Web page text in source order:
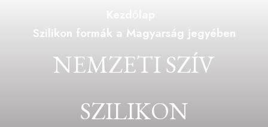
Szilikon formák a Magyarság jegyében
NEMZETI SZÍV
SZILIKON